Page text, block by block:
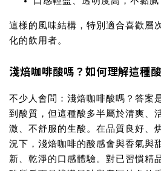
這樣的風味結構，特別適合喜歡層
化的飲用者。
淺焙咖啡酸嗎？如何理解這種
不少人會問： 淺焙咖啡酸嗎？ 答案
到酸質，但這種酸多半屬於清爽、
激、不舒服的生酸。在品質良好、
況下，淺焙咖啡的酸感會與香氣與
新、乾淨的口感體驗。對已習慣精